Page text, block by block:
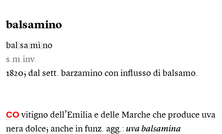
balsamino
bal sa mì no
s.m.inv.
1820; dal sett. barzamino con influsso di balsamo.
CO vitigno dell’Emilia e delle Marche che produce uva
nera dolce; anche in funz. agg.: uva balsamina